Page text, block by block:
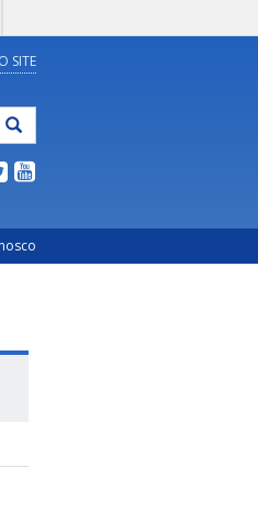
SITE